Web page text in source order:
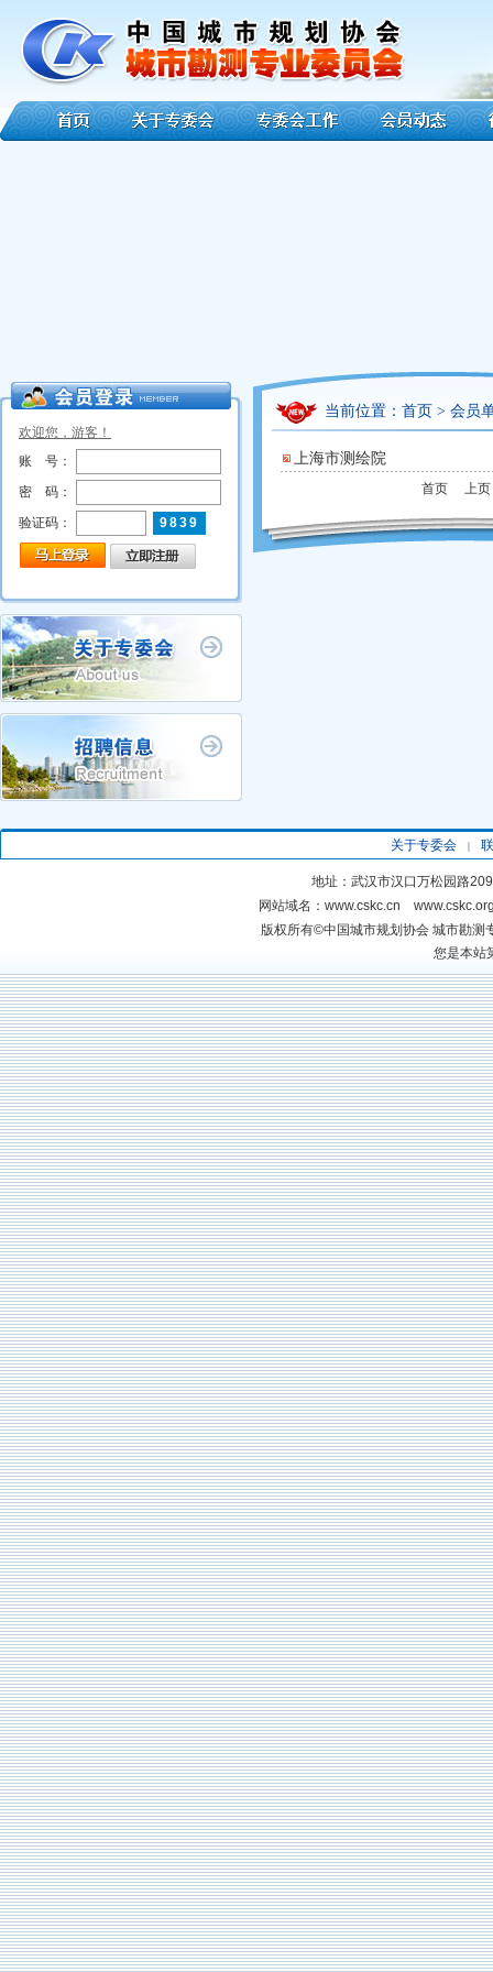
首页 关于专委会
欢迎您，游客！
账 号：
密 码：
验证码：
9839
当前位置： 首页 > 会员
上海市测绘院
首页 上页
关于专委会 |
地址：武汉市汉口万松园路
网站域名：www.cskc.cn
版权所有©中国城市规划协
您是本站